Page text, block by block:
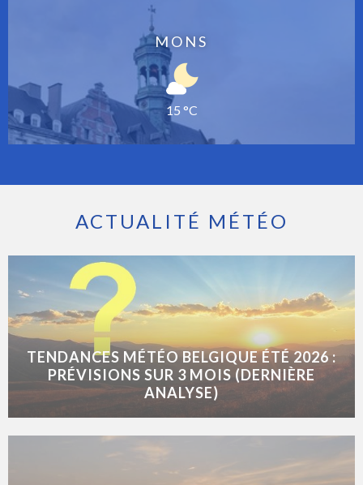
MONS
15 °C
ACTUALITÉ MÉTÉO
TENDANCES MÉTÉO BELGIQUE ÉTÉ 2026 :
PRÉVISIONS SUR 3 MOIS (DERNIÈRE
ANALYSE)